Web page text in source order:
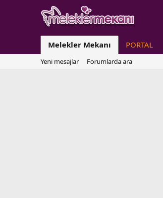
Melekler Mekanı PORTAL
Yeni mesajlar Forumlarda ara